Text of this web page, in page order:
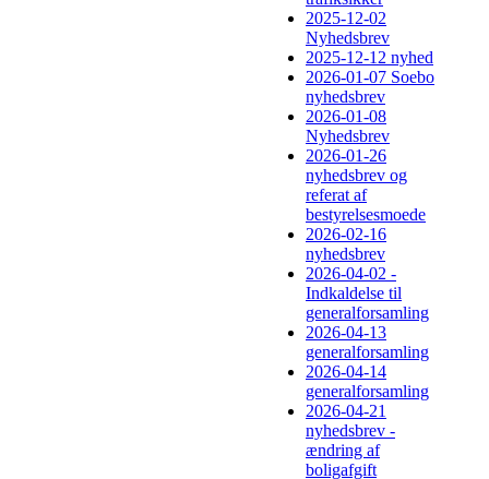
2025-12-02
Nyhedsbrev
2025-12-12 nyhed
2026-01-07 Soebo
nyhedsbrev
2026-01-08
Nyhedsbrev
2026-01-26
nyhedsbrev og
referat af
bestyrelsesmoede
2026-02-16
nyhedsbrev
2026-04-02 -
Indkaldelse til
generalforsamling
2026-04-13
generalforsamling
2026-04-14
generalforsamling
2026-04-21
nyhedsbrev -
ændring af
boligafgift